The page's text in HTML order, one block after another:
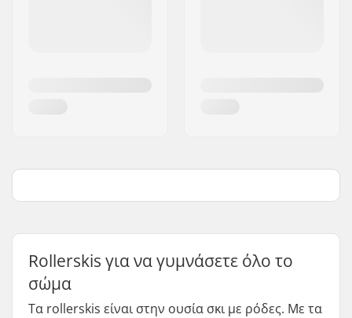
Rollerskis για να γυμνάσετε όλο το
σώμα
Τα rollerskis είναι στην ουσία σκι με ρόδες. Με τα